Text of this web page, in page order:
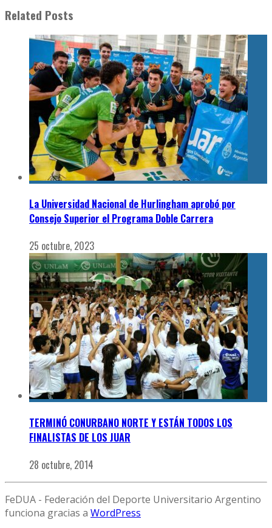
Related Posts
La Universidad Nacional de Hurlingham aprobó por
Consejo Superior el Programa Doble Carrera
25 octubre, 2023
TERMINÓ CONURBANO NORTE Y ESTÁN TODOS LOS
FINALISTAS DE LOS JUAR
28 octubre, 2014
FeDUA - Federación del Deporte Universitario Argentino
funciona gracias a WordPress